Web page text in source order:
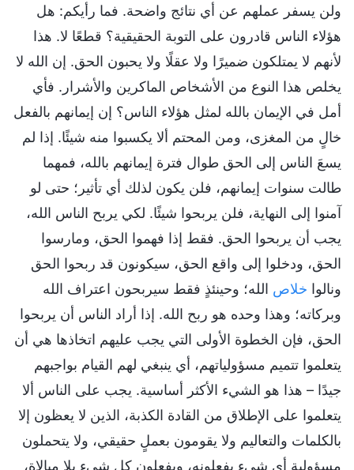
ولن يسفر عملهم عن أي نتائج واضحة. فما رأيكم: هل
هؤلاء الناس قادرون على التوبة الحقيقية؟ قطعًا لا. هذا
لأنهم لا يمتلكون ضميرًا ولا عقلًا ولا يحبون الحق. إن الله لا
يخلص هذا النوع من الأشخاص الماكرين والأشرار. فأي
أمل في الإيمان بالله لمثل هؤلاء الناس؟ إن إيمانهم بالفعل
خالٍ من المغزى، ومن المحتم ألا يكسبوا منه شيئًا. إذا لم
يسعَ الناس إلى الحق طوال فترة إيمانهم بالله، فمهما
طالت سنوات إيمانهم، فلن يكون لذلك أي تأثير؛ حتى لو
آمنوا إلى النهاية، فلن يربحوا شيئًا. لكي يربح الناس الله،
يجب أن يربحوا الحق. فقط إذا فهموا الحق، ومارسوا
الحق، ودخلوا إلى واقع الحق، سيكونون قد ربحوا الحق
ونالوا خلاص الله؛ وحينئذٍ فقط سيربحون اعتراف الله
وبركاته؛ وهذا وحده هو ربح الله. إذا أراد الناس أن يربحوا
الحق، فإن الخطوة الأولى التي يجب عليهم اتخاذها هي أن
يتعلموا تتميم مسؤولياتهم، أي ينبغي لهم القيام بواجبهم
جيدًا – هذا هو الشيء الأكثر أساسية. يجب على الناس ألا
يتعلموا على الإطلاق من القادة الكذبة، الذين لا يعظون إلا
بالكلمات والتعاليم ولا يقومون بعملٍ حقيقي، ولا يتحملون
مسؤولية أي شيء يفعلونه، ويفعلون كل شيء بلا مبالاة،